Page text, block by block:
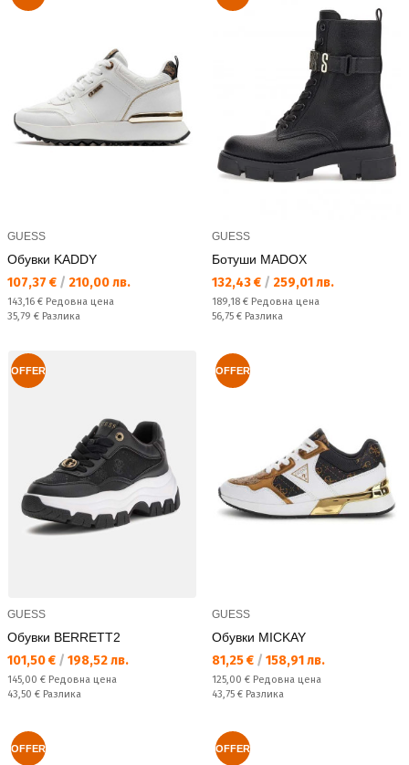
GUESS
Обувки KADDY
Текуща цена:
107,37 € / 210,00 лв.
Редовна цена:
143,16 € Редовна цена
Спестявате:
35,79 € Разлика
GUESS
Ботуши MADOX
Текуща цена:
132,43 € / 259,01 лв.
Редовна цена:
189,18 € Редовна цена
Спестявате:
56,75 € Разлика
OFFER
GUESS
Обувки BERRETT2
Текуща цена:
101,50 € / 198,52 лв.
Редовна цена:
145,00 € Редовна цена
Спестявате:
43,50 € Разлика
OFFER
GUESS
Обувки MICKAY
Текуща цена:
81,25 € / 158,91 лв.
Редовна цена:
125,00 € Редовна цена
Спестявате:
43,75 € Разлика
OFFER OFFER